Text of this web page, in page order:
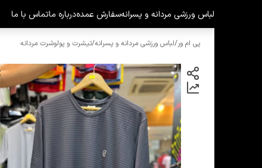
لباس ورزشی مردانه و پسرانهسفارش عمدهدرباره ماتماس با ما
پی ام ور/لباس ورزشی مردانه و پسرانه/تیشرت و پولوشرت مردانه